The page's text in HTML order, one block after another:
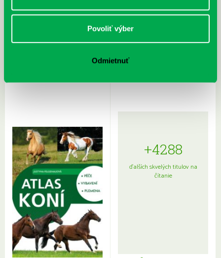
Povoliť výber
Odmietnuť
Sprievodca po hviezdnej oblohe
kompletný sprievodca
+4288
ďalších skvelých titulov na
čítanie